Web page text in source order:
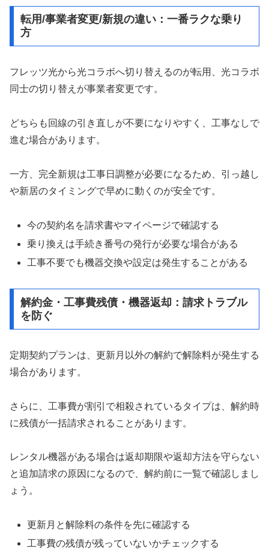
転用/事業者変更/新規の違い：一番ラクな乗り
方
フレッツ光から光コラボへ切り替えるのが転用、光コラボ
同士の切り替えが事業者変更です。
どちらも回線の引き直しが不要になりやすく、工事なしで
進む場合があります。
一方、完全新規は工事日調整が必要になるため、引っ越し
や新居のタイミングで早めに動くのが安全です。
今の契約名を請求書やマイページで確認する
乗り換えは手続き番号の発行が必要な場合がある
工事不要でも機器交換や設定は発生することがある
解約金・工事費残債・機器返却：請求トラブル
を防ぐ
定期契約プランは、更新月以外の解約で解除料が発生する
場合があります。
さらに、工事費が割引で相殺されているタイプは、解約時
に残債が一括請求されることがあります。
レンタル機器がある場合は返却期限や返却方法を守らない
と追加請求の原因になるので、解約前に一覧で確認しまし
ょう。
更新月と解除料の条件を先に確認する
工事費の残債が残っていないかチェックする